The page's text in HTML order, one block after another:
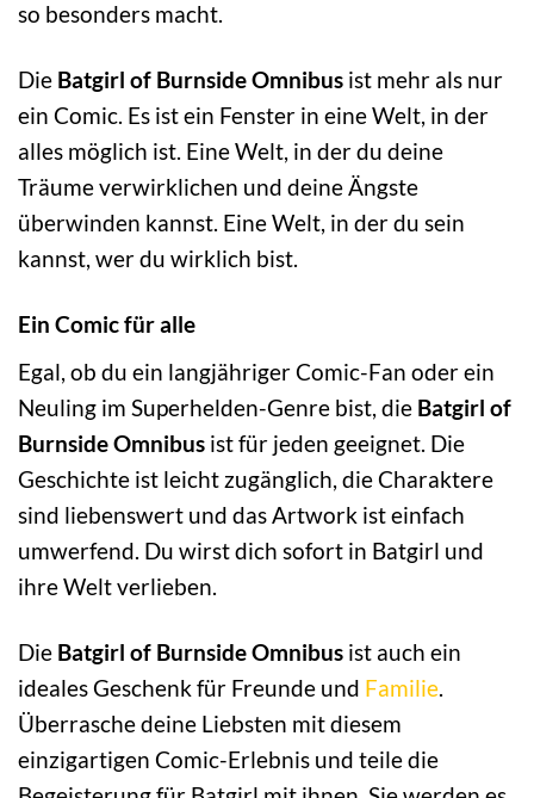
so besonders macht.
Die Batgirl of Burnside Omnibus ist mehr als nur
ein Comic. Es ist ein Fenster in eine Welt, in der
alles möglich ist. Eine Welt, in der du deine
Träume verwirklichen und deine Ängste
überwinden kannst. Eine Welt, in der du sein
kannst, wer du wirklich bist.
Ein Comic für alle
Egal, ob du ein langjähriger Comic-Fan oder ein
Neuling im Superhelden-Genre bist, die Batgirl of
Burnside Omnibus ist für jeden geeignet. Die
Geschichte ist leicht zugänglich, die Charaktere
sind liebenswert und das Artwork ist einfach
umwerfend. Du wirst dich sofort in Batgirl und
ihre Welt verlieben.
Die Batgirl of Burnside Omnibus ist auch ein
ideales Geschenk für Freunde und Familie.
Überrasche deine Liebsten mit diesem
einzigartigen Comic-Erlebnis und teile die